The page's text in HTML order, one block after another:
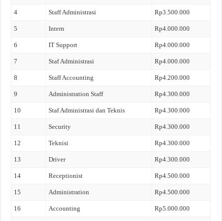
4 Staff Administrasi Rp3.500.000
5 Intern Rp4.000.000
6 IT Support Rp4.000.000
7 Staf Administrasi Rp4.000.000
8 Staff Accounting Rp4.200.000
9 Administration Staff Rp4.300.000
10 Staf Administrasi dan Teknis Rp4.300.000
11 Security Rp4.300.000
12 Teknisi Rp4.300.000
13 Driver Rp4.300.000
14 Receptionist Rp4.500.000
15 Administration Rp4.500.000
16 Accounting Rp5.000.000